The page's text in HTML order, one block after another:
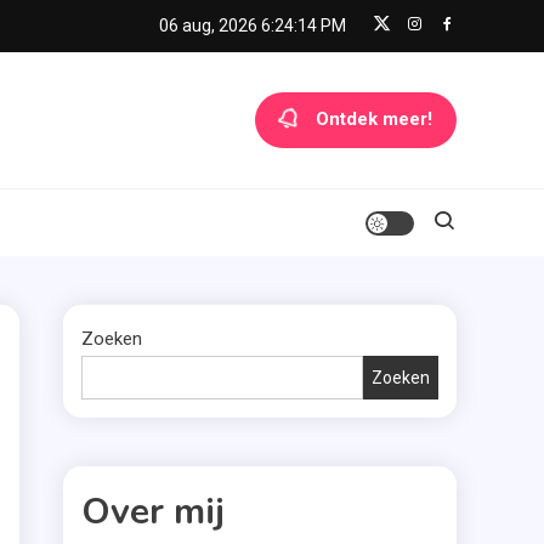
06 aug, 2026 6:24:15 PM
Ontdek meer!
Zoeken
Zoeken
Over mij